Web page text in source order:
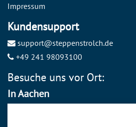
Besuche uns vor Ort:
In Aachen
Impressum
Kundensupport
support@steppenstrolch.de
+49 241 98093100